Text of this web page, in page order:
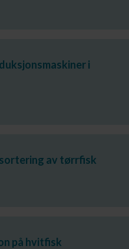
i
av tørrfisk
på hvitfisk